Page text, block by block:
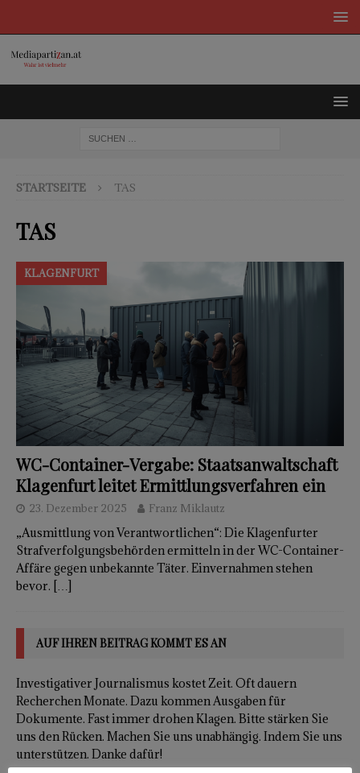
STARTSEITE TAS
TAS
KLAGENFURT
WC-Container-Vergabe: Staatsanwaltschaft
Klagenfurt leitet Ermittlungsverfahren ein
23. Dezember 2025 Franz Miklautz
„Ausmittlung von Verantwortlichen“: Die Klagenfurter
Strafverfolgungsbehörden ermitteln in der WC-Container-
Affäre gegen unbekannte Täter. Einvernahmen stehen
bevor. […]
AUF IHREN BEITRAG KOMMT ES AN
Investigativer Journalismus kostet Zeit. Oft dauern
Recherchen Monate. Dazu kommen Ausgaben für
Dokumente. Fast immer drohen Klagen. Bitte stärken Sie
uns den Rücken. Machen Sie uns unabhängig. Indem Sie uns
unterstützen. Danke dafür!